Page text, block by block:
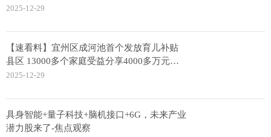
现在对核心业务流程的重塑
2025-12-29
【速看料】宜州区成河池首个发放育儿补贴
县区 13000多个家庭受益分享4000多万元补
贴
2025-12-29
具身智能+量子科技+脑机接口+6G，未来产业
潜力股来了-焦点观察